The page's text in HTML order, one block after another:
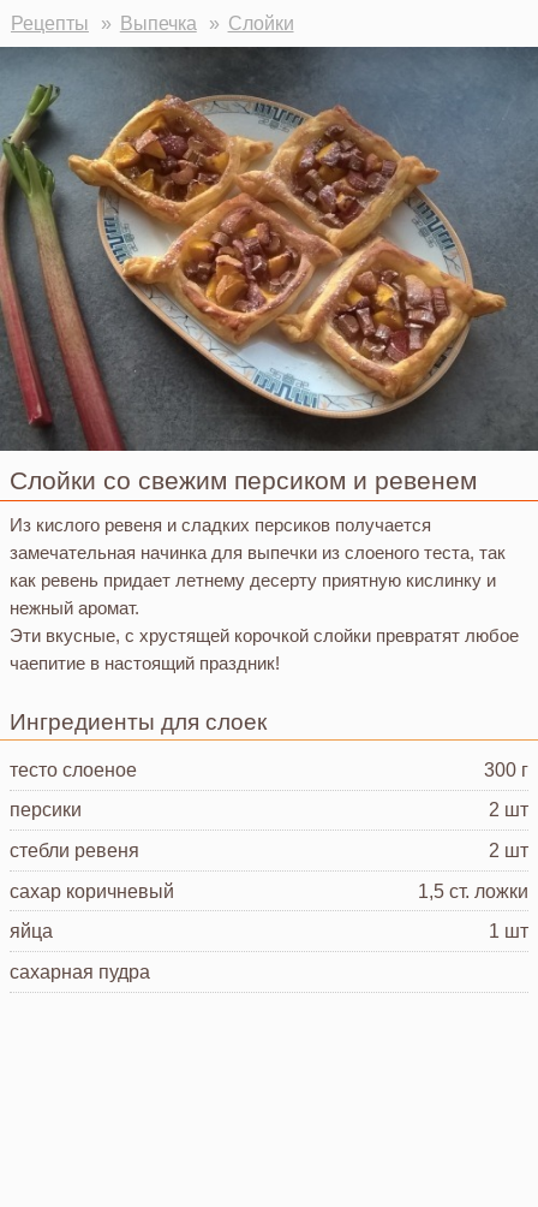
Рецепты Выпечка Слойки
Слойки со свежим персиком и ревенем
Из кислого ревеня и сладких персиков получается
замечательная начинка для выпечки из слоеного теста, так
как ревень придает летнему десерту приятную кислинку и
нежный аромат.
Эти вкусные, с хрустящей корочкой слойки превратят любое
чаепитие в настоящий праздник!
Ингредиенты для слоек
тесто слоеное
300 г
персики
2 шт
стебли ревеня
2 шт
сахар коричневый
1,5 ст. ложки
яйца
1 шт
сахарная пудра